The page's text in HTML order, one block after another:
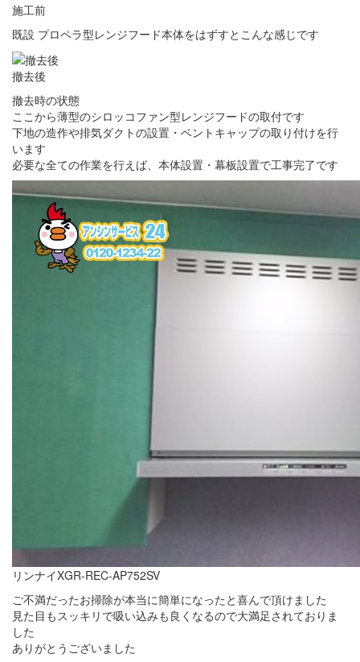
施工前
既設 プロペラ型レンジフード本体をはずすとこんな感じです
撤去後
撤去時の状態
ここから薄型のシロッコファン型レンジフードの取付です
下地の造作や排気ダクトの設置・ベントキャップの取り付けを行
います
必要な全ての作業を行えば、本体設置・幕板設置で工事完了です
リンナイXGR-REC-AP752SV
ご不満だったお掃除が本当に簡単になったと喜んで頂けました
見た目もスッキリで吸い込みも良くなるので大満足されておりま
した
ありがとうございました